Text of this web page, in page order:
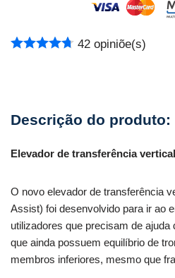
42 opiniõe(s)
Elevador de transferência
O novo elevador de transferência
Assist) foi desenvolvido para ir ao
utilizadores que precisam de
que ainda possuem equilíbrio de
membros inferiores, mesmo que